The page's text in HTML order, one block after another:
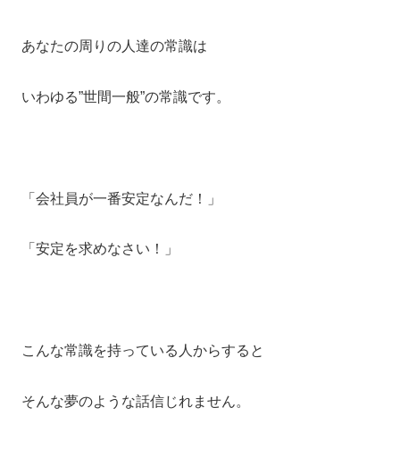
あなたの周りの人達の常識は
いわゆる”世間一般”の常識です。
「会社員が一番安定なんだ！」
「安定を求めなさい！」
こんな常識を持っている人からすると
そんな夢のような話信じれません。